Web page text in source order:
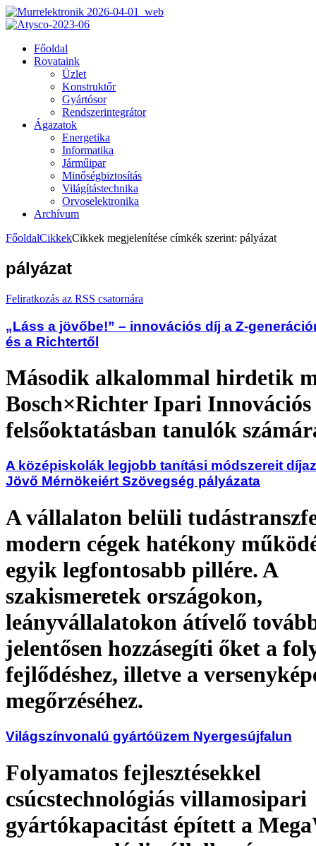
Főoldal
Rovataink
Üzlet
Konstruktőr
Gyártósor
Rendszerintegrátor
Ágazatok
Energetika
Informatika
Járműipar
Minőségbiztosítás
Világítástechnika
Orvoselektronika
Archívum
FőoldalCikkekCikkek megjelenítése címkék szerint: pályázat
pályázat
Feliratkozás az RSS csatornára
„Láss a jövőbe!” – innovációs díj a Z-
és a Richtertől
Második alkalommal hirdetik
Bosch×Richter Ipari
felsőoktatásban tanulók
A középiskolák legjobb tanítási módszereit
Jövő Mérnökeiért Szövegség pályázata
A vállalaton belüli
modern cégek hatékony
egyik legfontosabb pillére. A
szakismeretek országokon,
leányvállalatokon átívelő
jelentősen hozzásegíti őket a
fejlődéshez, illetve a
megőrzéséhez.
Világszínvonalú gyártóüzem Nyergesújfalun
Folyamatos fejlesztésekkel
csúcstechnológiás villamosipari
gyártókapacitást épített a